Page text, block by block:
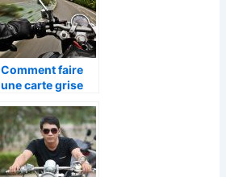
Comment faire
une carte grise